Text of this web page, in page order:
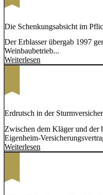
Die Schenkungsabsicht im
Der Erblasser übergab 1997
Weinbaubetrieb...
Weiterlesen
Erdrutsch in der
Zwischen dem Kläger und der
Eigenheim-
Weiterlesen